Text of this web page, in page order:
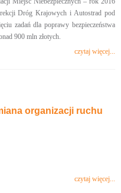
Dróg Krajowych i Autostrad pod
zadań dla poprawy bezpieczeństwa
900 mln złotych.
czytaj więcej...
organizacji ruchu
czytaj więcej...